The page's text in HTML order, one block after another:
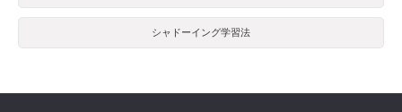
シャドーイング学習法